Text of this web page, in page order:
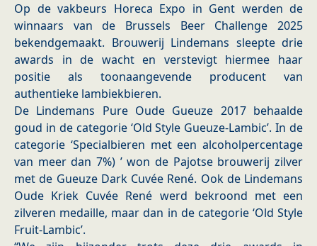
Op de vakbeurs Horeca Expo in Gent werden de
winnaars van de Brussels Beer Challenge 2025
bekendgemaakt. Brouwerij Lindemans sleepte drie
awards in de wacht en verstevigt hiermee haar
positie als toonaangevende producent van
authentieke lambiekbieren.
De Lindemans Pure Oude Gueuze 2017 behaalde
goud in de categorie ‘Old Style Gueuze-Lambic’. In de
categorie ‘Specialbieren met een alcoholpercentage
van meer dan 7%) ’ won de Pajotse brouwerij zilver
met de Gueuze Dark Cuvée René. Ook de Lindemans
Oude Kriek Cuvée René werd bekroond met een
zilveren medaille, maar dan in de categorie ‘Old Style
Fruit-Lambic’.